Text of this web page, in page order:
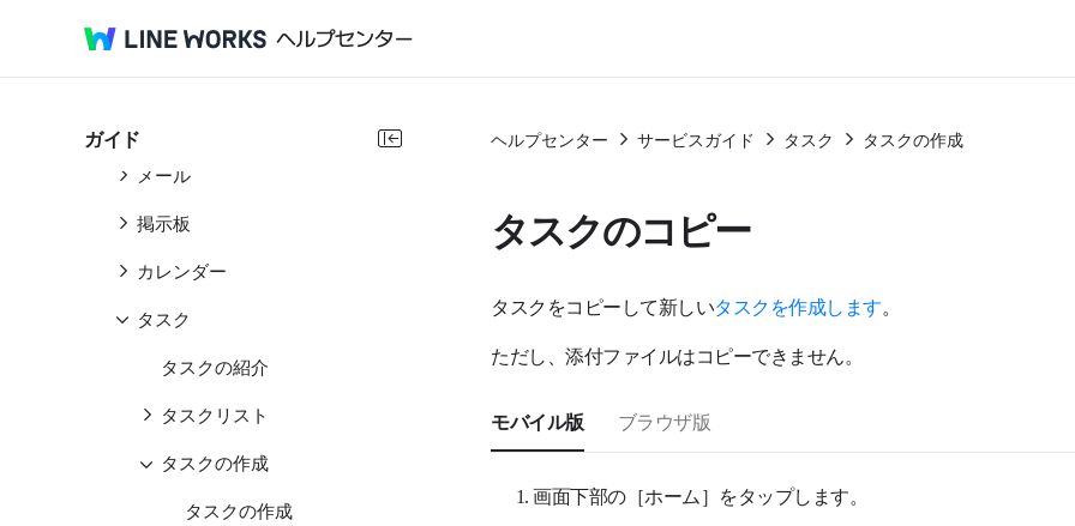
ガイド
ホーム
LINE WORKSサービス
トーク
メール
掲示板
カレンダー
タスク
タスクの紹介
タスクリスト
タスクの作成
タスクの作成
ヘルプセンター サービスガイド タスク タスクの作成
タスクのコピー
タスクをコピーして新しいタスクを作成します。
ただし、添付ファイルはコピーできません。
モバイル版 ブラウザ版
画面下部の［ホーム］をタップします。